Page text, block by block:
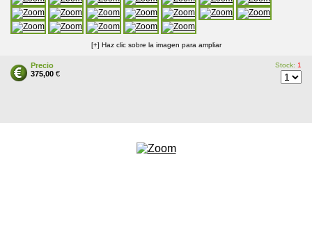
[+] Haz clic sobre la imagen para ampliar
Precio
375,00 €
Stock: 1